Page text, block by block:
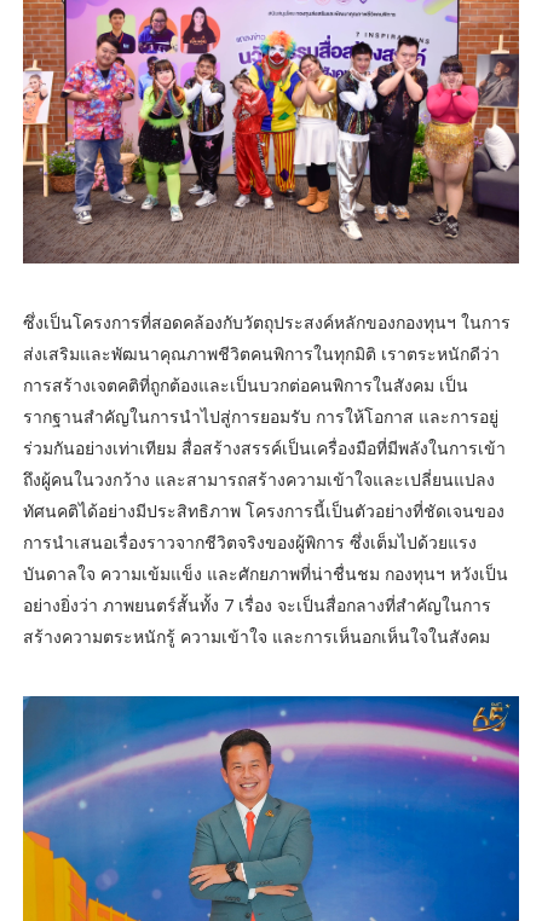
ซึ่งเป็นโครงการที่สอดคล้องกับวัตถุประสงค์หลักของกองทุนฯ ในการ
ส่งเสริมและพัฒนาคุณภาพชีวิตคนพิการในทุกมิติ เราตระหนักดีว่า
การสร้างเจตคติที่ถูกต้องและเป็นบวกต่อคนพิการในสังคม เป็น
รากฐานสำคัญในการนำไปสู่การยอมรับ การให้โอกาส และการอยู่
ร่วมกันอย่างเท่าเทียม สื่อสร้างสรรค์เป็นเครื่องมือที่มีพลังในการเข้า
ถึงผู้คนในวงกว้าง และสามารถสร้างความเข้าใจและเปลี่ยนแปลง
ทัศนคติได้อย่างมีประสิทธิภาพ โครงการนี้เป็นตัวอย่างที่ชัดเจนของ
การนำเสนอเรื่องราวจากชีวิตจริงของผู้พิการ ซึ่งเต็มไปด้วยแรง
บันดาลใจ ความเข้มแข็ง และศักยภาพที่น่าชื่นชม กองทุนฯ หวังเป็น
อย่างยิ่งว่า ภาพยนตร์สั้นทั้ง 7 เรื่อง จะเป็นสื่อกลางที่สำคัญในการ
สร้างความตระหนักรู้ ความเข้าใจ และการเห็นอกเห็นใจในสังคม